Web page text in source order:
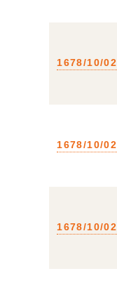
1678/10/02
1678/10/02
1678/10/02